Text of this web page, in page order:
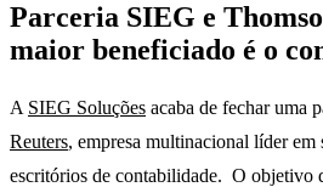
Parceria SIEG e
maior beneficiado é o
A SIEG Soluções acaba de fechar uma
Reuters, empresa multinacional líder em
escritórios de contabilidade. O objetivo